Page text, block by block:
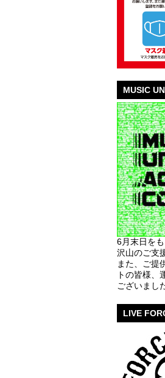
MUSIC
6月末日を
沢山のご支
また、ご提
トの皆様、
ございまし
LIVE